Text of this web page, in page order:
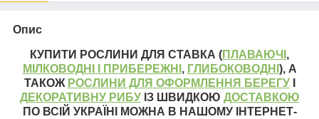
Опис
КУПИТИ РОСЛИНИ ДЛЯ СТАВКА (ПЛАВАЮЧІ ,
МІЛКОВОДНІ І ПРИБЕРЕЖНІ , ГЛИБОКОВОДНІ ), А
ТАКОЖ РОСЛИНИ ДЛЯ ОФОРМЛЕННЯ БЕРЕГУІ
ДЕКОРАТИВНУ РИБУІЗ ШВИДКОЮ ДОСТАВКОЮ
ПО ВСІЙ УКРАЇНІ МОЖНА В НАШОМУ ІНТЕРНЕТ-